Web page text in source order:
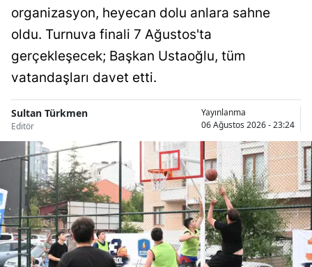
Kahramanmaraş
Mardin
Muş
Nevşehir
Niğde
Ordu
Rize
Sakarya
organizasyon, heyecan dolu anlara sahne
oldu. Turnuva finali 7 Ağustos'ta
gerçekleşecek; Başkan Ustaoğlu, tüm
vatandaşları davet etti.
Sultan Türkmen
Editör
Yayınlanma
06 Ağustos 2026 - 23:24